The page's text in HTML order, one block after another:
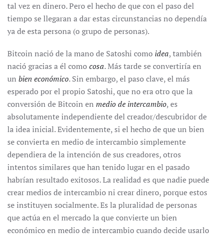
tal vez en dinero. Pero el hecho de que con el paso del
tiempo se llegaran a dar estas circunstancias no dependía
ya de esta persona (o grupo de personas).
Bitcoin nació de la mano de Satoshi como idea, también
nació gracias a él como cosa. Más tarde se convertiría en
un bien económico. Sin embargo, el paso clave, el más
esperado por el propio Satoshi, que no era otro que la
conversión de Bitcoin en medio de intercambio, es
absolutamente independiente del creador/descubridor de
la idea inicial. Evidentemente, si el hecho de que un bien
se convierta en medio de intercambio simplemente
dependiera de la intención de sus creadores, otros
intentos similares que han tenido lugar en el pasado
habrían resultado exitosos. La realidad es que nadie puede
crear medios de intercambio ni crear dinero, porque estos
se instituyen socialmente. Es la pluralidad de personas
que actúa en el mercado la que convierte un bien
económico en medio de intercambio cuando decide usarlo